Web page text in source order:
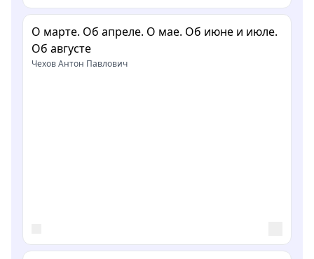
О марте. Об апреле. О мае. Об июне и июле.
Об августе
Чехов Антон Павлович